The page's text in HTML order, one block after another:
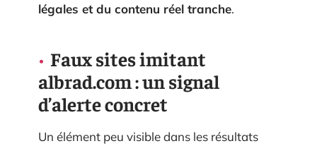
légales et du contenu réel tranche.
Faux sites imitant
albrad.com : un signal
d’alerte concret
Un élément peu visible dans les résultats